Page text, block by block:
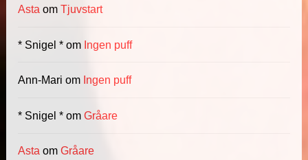
Asta omTjuvstart
* Snigel * om Ingen puff
Ann-Mari om Ingen puff
* Snigel * omGråare
Asta omGråare